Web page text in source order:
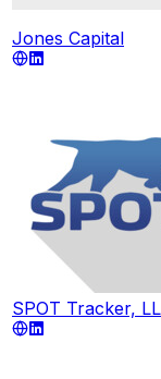
Jones Capital
SPOT Tracker,